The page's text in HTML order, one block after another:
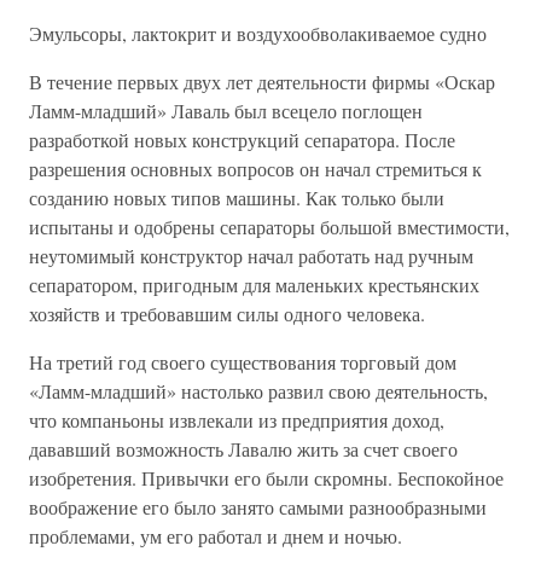
Эмульсоры, лактокрит и воздухообволакиваемое судно
В течение первых двух лет деятельности фирмы «Оскар
Ламм-младший» Лаваль был всецело поглощен
разработкой новых конструкций сепаратора. После
разрешения основных вопросов он начал стремиться к
созданию новых типов машины. Как только были
испытаны и одобрены сепараторы большой вместимости,
неутомимый конструктор начал работать над ручным
сепаратором, пригодным для маленьких крестьянских
хозяйств и требовавшим силы одного человека.
На третий год своего существования торговый дом
«Ламм-младший» настолько развил свою деятельность,
что компаньоны извлекали из предприятия доход,
дававший возможность Лавалю жить за счет своего
изобретения. Привычки его были скромны. Беспокойное
воображение его было занято самыми разнообразными
проблемами, ум его работал и днем и ночью.